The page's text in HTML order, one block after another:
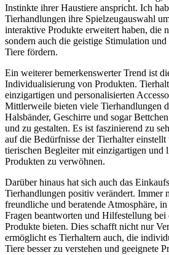
Instinkte ihrer ⁤Haustiere⁤ anspricht. Ich
Tierhandlungen ihre​ Spielzeugauswahl
interaktive ⁢Produkte erweitert haben, die
sondern auch‌ die geistige Stimulation
Tiere ⁢fördern.
Ein​ weiterer bemerkenswerter Trend⁣ ist
Individualisierung⁢ von Produkten.
einzigartigen ⁢und personalisierten
Mittlerweile bieten viele Tierhandlungen
Halsbänder, Geschirre⁣ und sogar
und⁢ zu gestalten.⁢ Es ist‍ faszinierend zu
auf die Bedürfnisse der Tierhalter
tierischen⁣ Begleiter mit einzigartigen und
Produkten⁤ zu​ verwöhnen.
Darüber hinaus hat sich‍ auch ‌das
Tierhandlungen positiv verändert. Immer
freundliche und beratende Atmosphäre,
Fragen⁣ beantworten und Hilfestellung
Produkte bieten. Dies schafft nicht nur
ermöglicht es ⁢Tierhaltern auch, die
Tiere besser zu verstehen und ⁣geeignete